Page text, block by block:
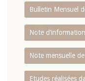
Bulletin Mensuel
Note d’information
Note mensuelle
Etudes réalisées